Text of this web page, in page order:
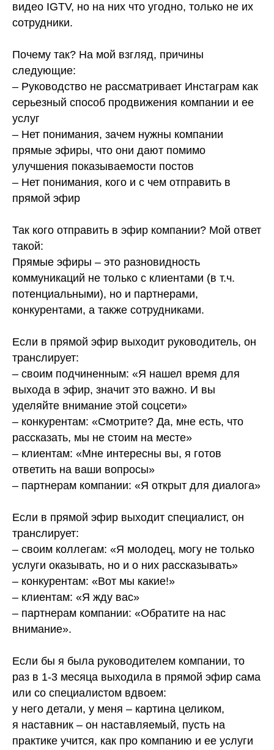
видео IGTV, но на них что угодно, только не их
сотрудники.
Почему так? На мой взгляд, причины
следующие:
– Руководство не рассматривает Инстаграм как
серьезный способ продвижения компании и ее
услуг
– Нет понимания, зачем нужны компании
прямые эфиры, что они дают помимо
улучшения показываемости постов
– Нет понимания, кого и с чем отправить в
прямой эфир
Так кого отправить в эфир компании? Мой ответ
такой:
Прямые эфиры – это разновидность
коммуникаций не только с клиентами (в т.ч.
потенциальными), но и партнерами,
конкурентами, а также сотрудниками.
Если в прямой эфир выходит руководитель, он
транслирует:
– своим подчиненным: «Я нашел время для
выхода в эфир, значит это важно. И вы
уделяйте внимание этой соцсети»
– конкурентам: «Смотрите? Да, мне есть, что
рассказать, мы не стоим на месте»
– клиентам: «Мне интересны вы, я готов
ответить на ваши вопросы»
– партнерам компании: «Я открыт для диалога»
Если в прямой эфир выходит специалист, он
транслирует:
– своим коллегам: «Я молодец, могу не только
услуги оказывать, но и о них рассказывать»
– конкурентам: «Вот мы какие!»
– клиентам: «Я жду вас»
– партнерам компании: «Обратите на нас
внимание».
Если бы я была руководителем компании, то
раз в 1-3 месяца выходила в прямой эфир сама
или со специалистом вдвоем:
у него детали, у меня – картина целиком,
я наставник – он наставляемый, пусть на
практике учится, как про компанию и ее услуги